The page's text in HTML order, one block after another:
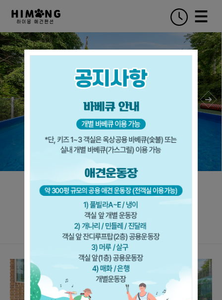
Room Preview
가평 하이몽 애견 펜션을 소개합니다.